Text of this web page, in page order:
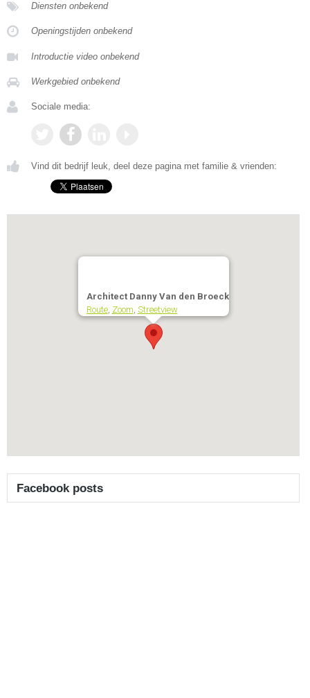
Diensten onbekend
Openingstijden onbekend
Introductie video onbekend
Werkgebied onbekend
Sociale media:
Vind dit bedrijf leuk, deel deze pagina met familie & vrienden:
Architect Danny Van den Broeck
Route, Zoom, Streetview
Facebook posts